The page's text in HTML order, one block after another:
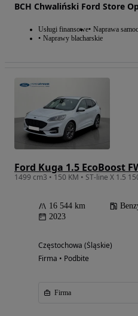
BCH Chwaliński Ford Store
Usługi finansowe Naprawa
Naprawy blacharskie
Ford Kuga 1.5 EcoBoost
1499 cm3 • 150 KM • ST-line X 1.5
16 544 km
2023
Częstochowa (Śląskie)
Firma • Podbite
Firma